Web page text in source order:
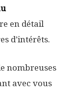
en détail
d’intérêts.
nombreuses
avec vous